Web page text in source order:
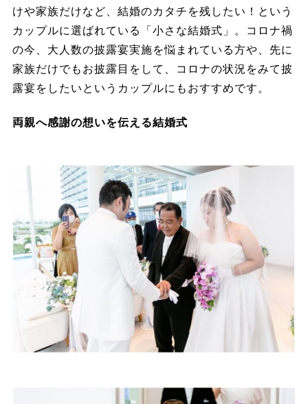
けや家族だけなど、結婚のカタチを残したい！という
カップルに選ばれている「小さな結婚式」。コロナ禍
の今、大人数の披露宴実施を悩まれている方や、先に
家族だけでもお披露目をして、コロナの状況をみて披
露宴をしたいというカップルにもおすすめです。
両親へ感謝の想いを伝える結婚式